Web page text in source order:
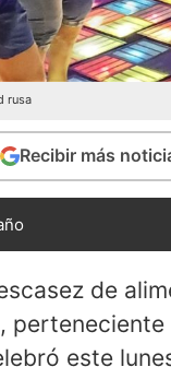
rusa
Recibir más
de
este